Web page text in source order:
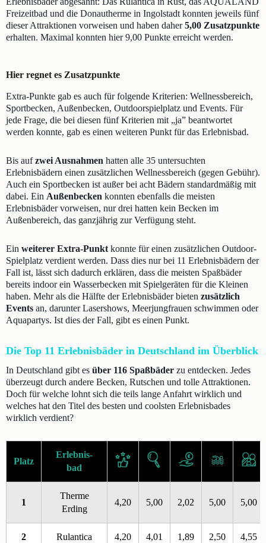
Freizeitbad und die Donautherme in Ingolstadt konnten jeweils fünf
dieser Attraktionen vorweisen und haben daher5,00 Zusatzpunkte
erhalten. Maximal konnten hier 9,00 Punkte erreicht werden.
Hier regnet es Zusatzpunkte
Extra-Punkte gab es auch für folgende Kriterien: Wellnessbereich,
Sportbecken, Außenbecken, Outdoorspielplatz und Events. Für
jede Frage, die bei diesen fünf Kriterien mit „ja” beantwortet
werden konnte, gab es einen weiteren Punkt für das Erlebnisbad.
Bis aufzwei Ausnahmen hatten alle 35 untersuchten
Erlebnisbädern einen zusätzlichen Wellnessbereich (gegen Gebühr).
Auch ein Sportbecken ist außer bei acht Bädern standardmäßig mit
dabei. Ein Außenbecken konnten ebenfalls die meisten
Erlebnisbäder vorweisen, nur drei hatten kein Becken im
Außenbereich, das ganzjährig zur Verfügung steht.
Ein weiterer Extra-Punkt konnte für einen zusätzlichen Outdoor-
Spielplatz verdient werden. Dass dies nur bei 11 Erlebnisbädern der
Fall ist, lässt sich dadurch erklären, dass die meisten Spaßbäder
bereits indoor ein Wasserbecken mit Spielgeräten für die Kleinen
haben. Mehr als die Hälfte der Erlebnisbäder bieten zusätzlich
Events an, darunter Lasershows, Meerjungfrauen schwimmen oder
Aquapartys. Ist dies der Fall, gibt es einen Punkt.
Die Top 11 Erlebnisbäder in Deutschland im Überblick
In Deutschland gibt es über 116 Spaßbäder zu entdecken. Jedes
überzeugt durch andere Becken, Rutschen und tolle Attraktionen.
Doch für welche lohnt sich die teils lange Anfahrt wirklich und
welches hat den Titel des besten und coolsten Erlebnisbades
wirklich verdient?
Platz
Erlebnis-
bad
1
Therme
Erding
4,20 5,00 2,02 5,00 5,00
2 Rulantica 4,20 4,01 1,89 2,50 4,55